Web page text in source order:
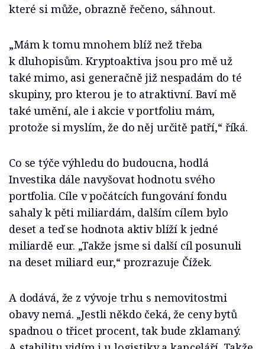
které si může, obrazně řečeno, sáhnout.
„Mám k tomu mnohem blíž než třeba
k dluhopisům. Kryptoaktiva jsou pro mě už
také mimo, asi generačně již nespadám do té
skupiny, pro kterou je to atraktivní. Baví mě
také umění, ale i akcie v portfoliu mám,
protože si myslím, že do něj určitě patří,“ říká.
Co se týče výhledu do budoucna, hodlá
Investika dále navyšovat hodnotu svého
portfolia. Cíle v počátcích fungování fondu
sahaly k pěti miliardám, dalším cílem bylo
deset a teď se hodnota aktiv blíží k jedné
miliardě eur. „Takže jsme si další cíl posunuli
na deset miliard eur,“ prozrazuje Čížek.
A dodává, že z vývoje trhu s nemovitostmi
obavy nemá. „Jestli někdo čeká, že ceny bytů
spadnou o třicet procent, tak bude zklamaný.